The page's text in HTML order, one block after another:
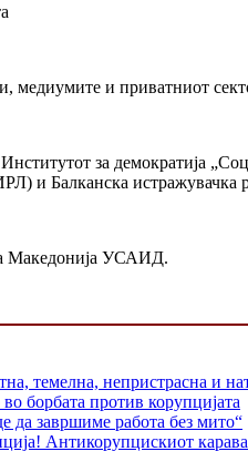
медиумите и приватниот
за демократија
и Балканска
Македонија УСАИД.
темелна, непристрасна и
борбата против корупцијата
да завршиме работа без мито“
Антикорупцискиот